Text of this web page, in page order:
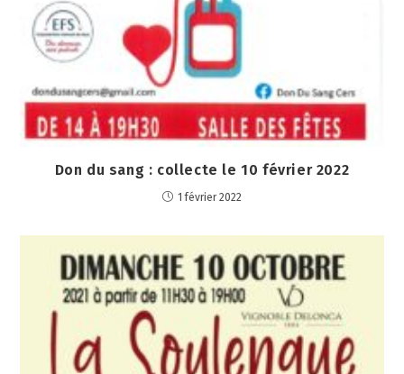
Don du sang : collecte le 10 février 2022
1 février 2022